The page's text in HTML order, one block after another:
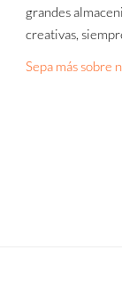
grandes
creativas,
Sepa más sobre